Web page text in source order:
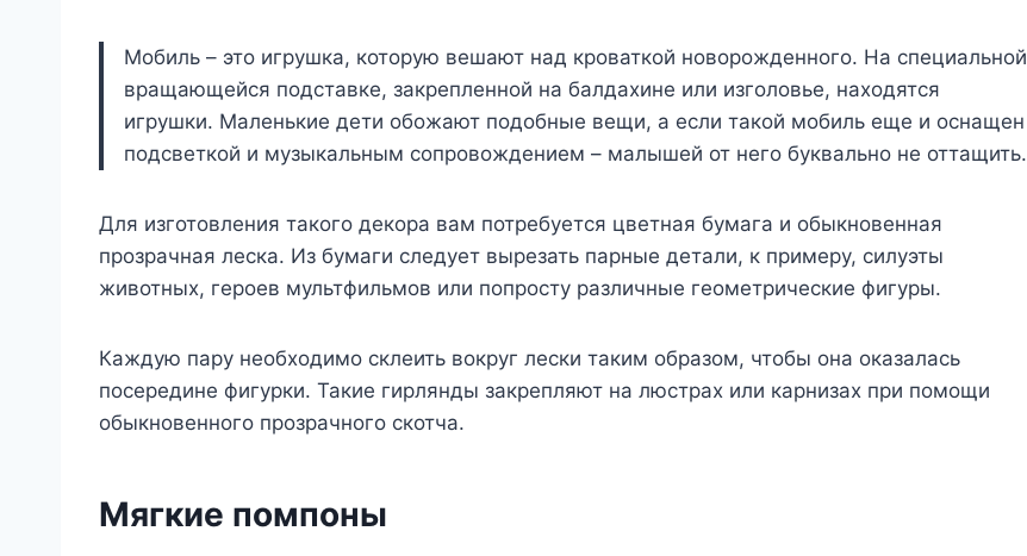
Мобиль – это игрушка, которую вешают над кроваткой новорожденного. На специальной
вращающейся подставке, закрепленной на балдахине или изголовье, находятся
игрушки. Маленькие дети обожают подобные вещи, а если такой мобиль еще и оснащен
подсветкой и музыкальным сопровождением – малышей от него буквально не оттащить.
Для изготовления такого декора вам потребуется цветная бумага и обыкновенная
прозрачная леска. Из бумаги следует вырезать парные детали, к примеру, силуэты
животных, героев мультфильмов или попросту различные геометрические фигуры.
Каждую пару необходимо склеить вокруг лески таким образом, чтобы она оказалась
посередине фигурки. Такие гирлянды закрепляют на люстрах или карнизах при помощи
обыкновенного прозрачного скотча.
Мягкие помпоны